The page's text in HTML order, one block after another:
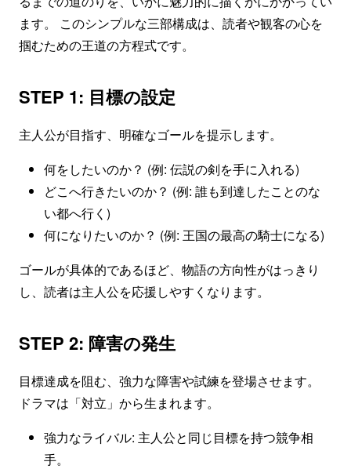
ます。 このシンプルな三部構成は、読者や観客の心を
掴むための王道の方程式です。
STEP 1: 目標の設定
主人公が目指す、明確なゴールを提示します。
何をしたいのか？ (例: 伝説の剣を手に入れる)
どこへ行きたいのか？ (例: 誰も到達したことのな
い都へ行く)
何になりたいのか？ (例: 王国の最高の騎士になる)
ゴールが具体的であるほど、物語の方向性がはっきり
し、読者は主人公を応援しやすくなります。
STEP 2: 障害の発生
目標達成を阻む、強力な障害や試練を登場させます。
ドラマは「対立」から生まれます。
強力なライバル: 主人公と同じ目標を持つ競争相
手。